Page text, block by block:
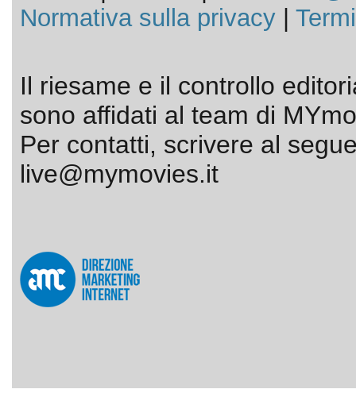
Normativa sulla privacy|
Il riesame e il controllo
sono affidati al team di
Per contatti, scrivere al
live@mymovies.it